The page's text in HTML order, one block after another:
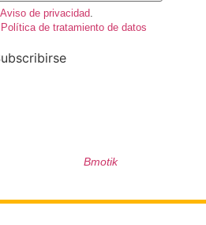
Aviso de privacidad.
Política de tratamiento de datos
Bmotik